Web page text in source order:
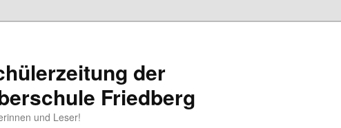
der
Friedberg
und Leser!